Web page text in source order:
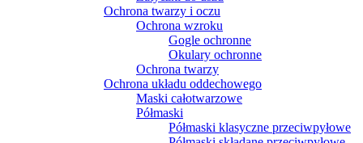
Ochrona twarzy i oczu
Ochrona wzroku
Gogle ochronne
Okulary ochronne
Ochrona twarzy
Ochrona układu oddechowego
Maski całotwarzowe
Półmaski
Półmaski klasyczne przeciwpyłowe